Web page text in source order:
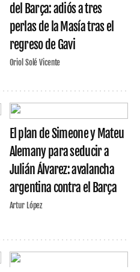
del Barça: adiós a tres
perlas de la Masía tras el
regreso de Gavi
Oriol Solé Vicente
El plan de Simeone y Mateu
Alemany para seducir a
Julián Álvarez: avalancha
argentina contra el Barça
Artur López